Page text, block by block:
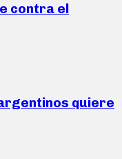
contra el
quiere